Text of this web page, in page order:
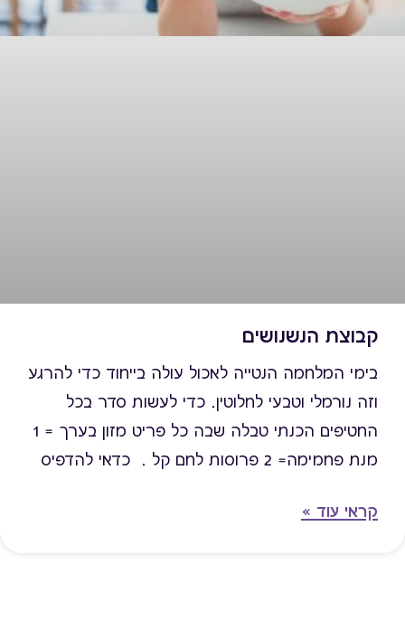
קבוצת הנשנושים
בימי המלחמה הנטייה לאכול עולה בייחוד כדי להרגע
וזה נורמלי וטבעי לחלוטין. כדי לעשות סדר בכל
החטיפים הכנתי טבלה שבה כל פריט מזון בערך = 1
מנת פחמימה= 2 פרוסות לחם קל . כדאי להדפיס
קראי עוד »